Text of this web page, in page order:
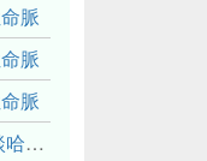
脈
脈
脈
室